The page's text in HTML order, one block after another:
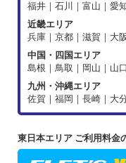
福井｜石川｜富山｜愛
近畿エリア
兵庫｜京都｜滋賀｜大
中国・四国エリア
島根｜鳥取｜岡山｜山
九州・沖縄エリア
佐賀｜福岡｜長崎｜大
東日本エリア ご利用料金